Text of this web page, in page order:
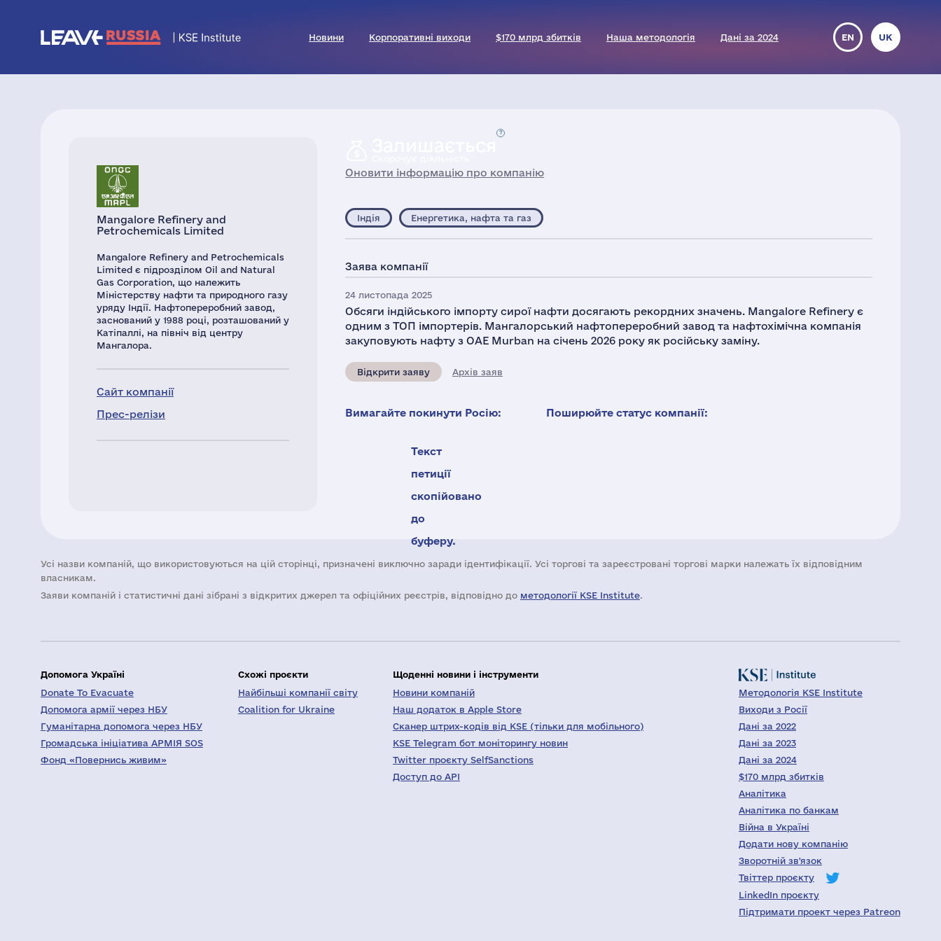
Новини Корпоративні виходи $170 млрд збитків Наша методологія Дані за 2024 EN UK
Mangalore Refinery and
Petrochemicals Limited
Mangalore Refinery and Petrochemicals
Limited є підрозділом Oil and Natural
Gas Corporation, що належить
Міністерству нафти та природного газу
уряду Індії. Нафтопереробний завод,
заснований у 1988 році, розташований у
Катіпаллі, на північ від центру
Мангалора.
Сайт компанії
Прес-релізи
Оновити інформацію про компанію
Індія Енергетика, нафта та газ
Заява компанії
24 листопада 2025
Обсяги індійського імпорту сирої нафти досягають рекордних значень. Mangalore Refinery є
одним з ТОП імпортерів. Мангалорський нафтопереробний завод та нафтохімічна компанія
закуповують нафту з ОАЕ Murban на січень 2026 року як російську заміну.
Відкрити заяву Архів заяв
Вимагайте покинути Росію:
Текст
петиції
скопійовано
до
буферу.
Поширюйте статус компанії:
Усі назви компаній, що використовуються на цій сторінці, призначені виключно заради ідентифікації. Усі торгові та зареєстровані торгові марки належать їх відповідним
власникам.
Заяви компаній i статистичні дані зібрані з відкритих джерел та офіційних реєстрів, відповідно до методології KSE Institute.
Допомога Україні
Donate To Evacuate
Допомога армії через НБУ
Гуманітарна допомога через НБУ
Громадська ініціатива АРМІЯ SOS
Фонд «Повернись живим»
Схожі проєкти
Найбільші компанії світу
Coalition for Ukraine
Щоденні новини і інструменти
Новини компаній
Наш додаток в Apple Store
Сканер штрих-кодів від KSE (тільки для мобільного)
KSE Telegram бот моніторингу новин
Twitter проєкту SelfSanctions
Доступ до API
Методологія KSE Institute
Виходи з Росії
Дані за 2022
Дані за 2023
Дані за 2024
$170 млрд збитків
Аналітика
Аналітика по банкам
Війна в Україні
Додати нову компанію
Зворотній зв'язок
Твіттер проєкту
LinkedIn проєкту
Підтримати проект через Patreon